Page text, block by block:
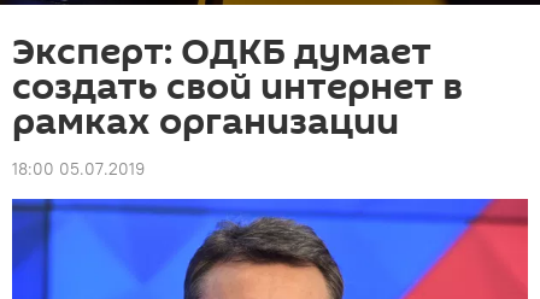
Эксперт: ОДКБ думает
создать свой интернет в
рамках организации
18:00 05.07.2019